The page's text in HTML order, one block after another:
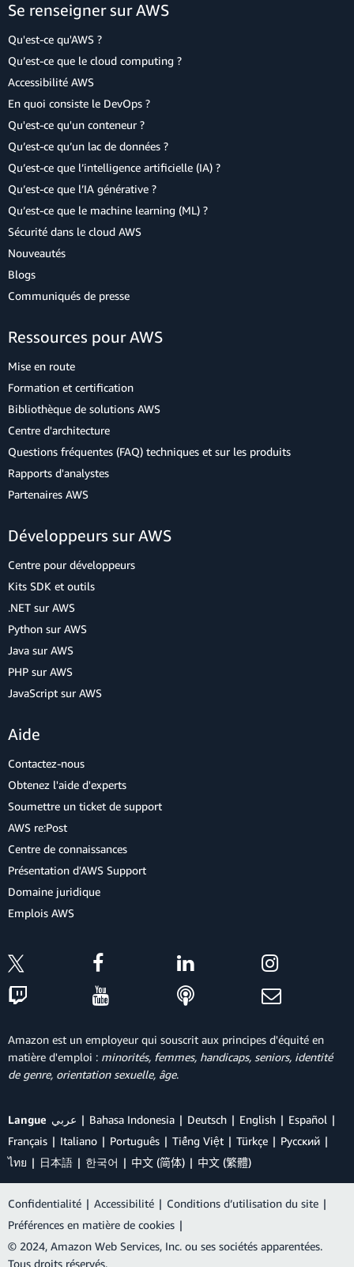
Se renseigner sur AWS
Qu'est-ce qu'AWS ?
Qu’est-ce que le cloud computing ?
Accessibilité AWS
En quoi consiste le DevOps ?
Qu'est-ce qu'un conteneur ?
Qu’est-ce qu’un lac de données ?
Qu’est-ce que l’intelligence artificielle (IA) ?
Qu’est-ce que l’IA générative ?
Qu’est-ce que le machine learning (ML) ?
Sécurité dans le cloud AWS
Nouveautés
Blogs
Communiqués de presse
Ressources pour AWS
Mise en route
Formation et certification
Bibliothèque de solutions AWS
Centre d'architecture
Questions fréquentes (FAQ) techniques et sur les produits
Rapports d'analystes
Partenaires AWS
Développeurs sur AWS
Centre pour développeurs
Kits SDK et outils
.NET sur AWS
Python sur AWS
Java sur AWS
PHP sur AWS
JavaScript sur AWS
Aide
Contactez-nous
Obtenez l'aide d'experts
Soumettre un ticket de support
AWS re:Post
Centre de connaissances
Présentation d'AWS Support
Domaine juridique
Emplois AWS
Amazon est un employeur qui souscrit aux principes d'équité en
matière d'emploi : minorités, femmes, handicaps, seniors, identité
de genre, orientation sexuelle, âge.
Langue عربي Bahasa Indonesia Deutsch English
Español
Français
Italiano Português Tiếng Việt Türkçe
Ρусский
ไทย
日本語 한국어 中文 (简体) 中文 (繁體)
Confidentialité | Accessibilité | Conditions d’utilisation du site |
Préférences en matière de cookies |
© 2024, Amazon Web Services, Inc. ou ses sociétés apparentées.
Tous droits réservés.